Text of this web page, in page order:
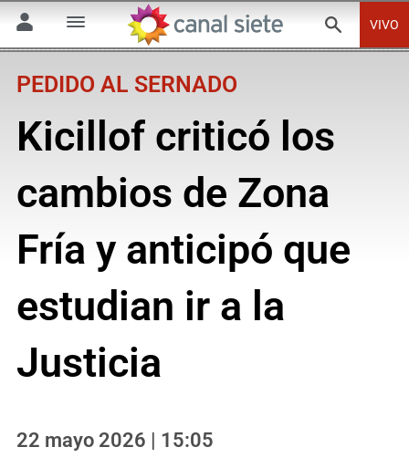
VIVO
PEDIDO AL SERNADO
Kicillof criticó los
cambios de Zona
Fría y anticipó que
estudian ir a la
Justicia
22 mayo 2026 | 15:05